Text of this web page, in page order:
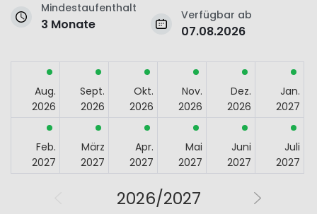
Mindestaufenthalt
3 Monate
Verfügbar ab
07.08.2026
Aug.
2026
Sept.
2026
Okt.
2026
Nov.
2026
Dez.
2026
Jan.
2027
Feb.
2027
März
2027
Apr.
2027
Mai
2027
Juni
2027
Juli
2027
2026/2027